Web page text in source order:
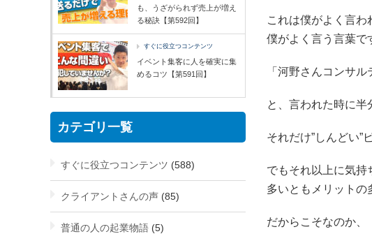
これは僕がよく言わ
僕がよく言う言葉で
「河野さんコンサ
と、言われた時に半
それだけ”しんどい”
でもそれ以上に気持
多いともメリットの
だからこそなのか、
も、うざがられず売上が増え
る秘訣【第592回】
すぐに役立つコンテンツ
イベント集客に人を確実に集
めるコツ【第591回】
カテゴリ一覧
すぐに役立つコンテンツ (588)
クライアントさんの声 (85)
普通の人の起業物語 (5)